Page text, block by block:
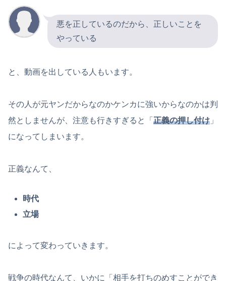
悪を正しているのだから、正しいことを
やっている
と、動画を出している人もいます。
その人が元ヤンだからなのかケンカに強いからなのかは判
然としませんが、注意も行きすぎると「 正義の押し付け 」
になってしまいます。
正義なんて、
時代
立場
によって変わっていきます。
戦争の時代なんて、いかに「相手を打ちのめすことができ